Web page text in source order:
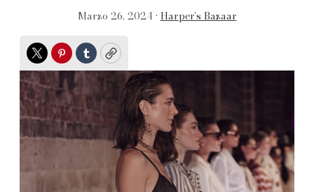
Marzo 26, 2024 • Harper’s Bazaar
TwitterPinterest
TumblrCopy